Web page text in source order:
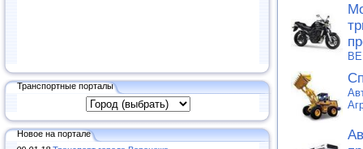
Транспортные порталы
Новое на портале